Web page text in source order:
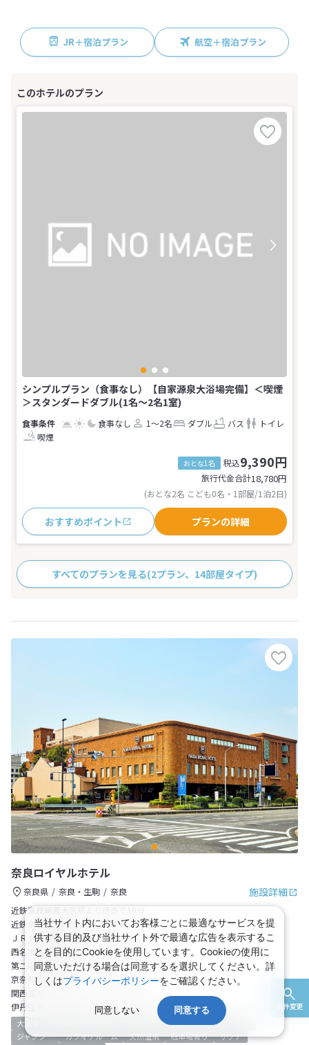
条件変更
JR＋宿泊プラン 航空＋宿泊プラン
シンプルプラン（食事なし）【自家源泉大浴場完備】＜喫煙
＞スタンダードダブル(1名～2名1室)
食事なし 1～2名 ダブル バス
トイレ
喫煙
おとな1名 税込9,390円
旅行代金合計18,780円
(おとな2名 こども0名・1部屋/1泊2日)
おすすめポイント プランの詳細
すべてのプランを見る(2プラン、14部屋タイプ)
奈良ロイヤルホテル
施設詳細
奈良県 奈良・生駒
奈良
近鉄奈良線新大宮駅より徒歩で10分
近鉄奈良線奈良駅より送迎バスで10分
ＪＲ大和路線奈良駅より車・タクシーで10分
西名阪自動車道郡山インターより20分
第二阪奈道宝来インターより10分
京奈和道木津インターより10分
関西空港より空港リムジンバスで90分
伊丹空港より空港リムジンバスで60分
大浴場 宅配サービス
ジャグジー
カラオケルーム 天然温泉 駐車場有り
サウナ
当社サイト内においてお客様ごとに最適なサービスを提
供する目的及び当社サイト外で最適な広告を表示するこ
とを目的にCookieを使用しています。Cookieの使用に
同意いただける場合は同意するを選択してください。詳
しくはプライバシーポリシーをご確認ください。
同意しない 同意する